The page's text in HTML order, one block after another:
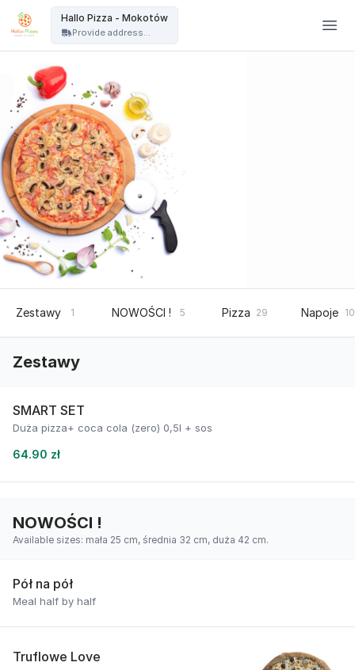
Hallo Pizza - Mokotów
Provide address...
Zestawy 1 NOWOŚCI ! 5 Pizza 29 Napoje 10
Zestawy
SMART SET
Duża pizza+ coca cola (zero) 0,5l + sos
64.90 zł
NOWOŚCI !
Available sizes: mała 25 cm, średnia 32 cm, duża 42 cm.
Pół na pół
Meal half by half
Truflowe Love